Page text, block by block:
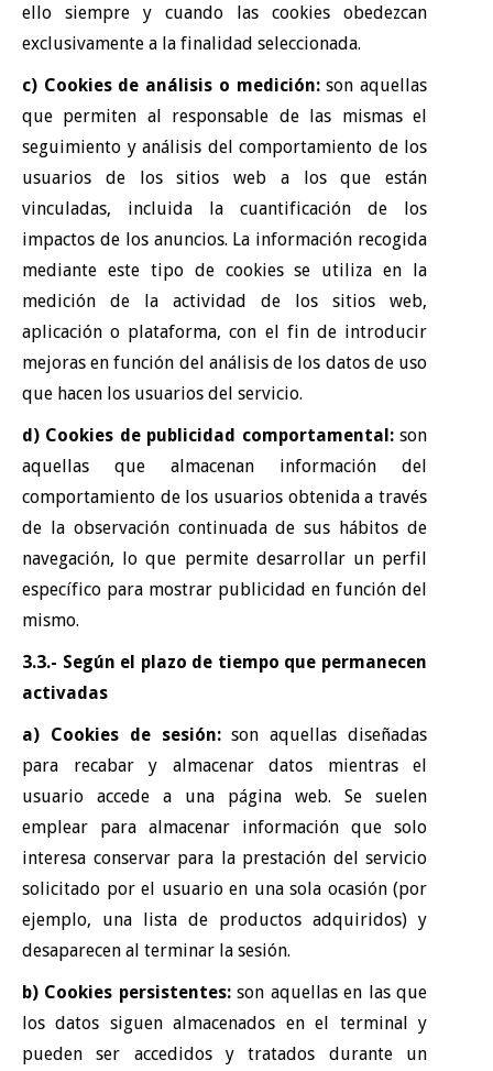
ello siempre y cuando las cookies obedezcan
exclusivamente a la finalidad seleccionada.
c) Cookies de análisis o medición:son aquellas
que permiten al responsable de las mismas el
seguimiento y análisis del comportamiento de los
usuarios de los sitios web a los que están
vinculadas, incluida la cuantificación de los
impactos de los anuncios. La información recogida
mediante este tipo de cookies se utiliza en la
medición de la actividad de los sitios web,
aplicación o plataforma, con el fin de introducir
mejoras en función del análisis de los datos de uso
que hacen los usuarios del servicio.
d) Cookies de publicidad comportamental:son
aquellas que almacenan información del
comportamiento de los usuarios obtenida a través
de la observación continuada de sus hábitos de
navegación, lo que permite desarrollar un perfil
específico para mostrar publicidad en función del
mismo.
3.3.- Según el plazo de tiempo que permanecen
activadas
a) Cookies de sesión:son aquellas diseñadas
para recabar y almacenar datos mientras el
usuario accede a una página web. Se suelen
emplear para almacenar información que solo
interesa conservar para la prestación del servicio
solicitado por el usuario en una sola ocasión (por
ejemplo, una lista de productos adquiridos) y
desaparecen al terminar la sesión.
b) Cookies persistentes:son aquellas en las que
los datos siguen almacenados en el terminal y
pueden ser accedidos y tratados durante un